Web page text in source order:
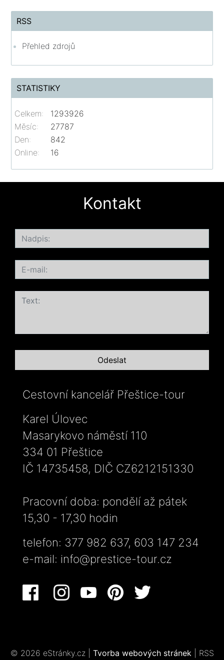
RSS
Přehled zdrojů
STATISTIKY
Online: 16
Celkem:
1293926
Měsíc:
27787
Den:
842
Kontakt
Cestovní kancelář Přeštice-tour
Karel Úlovec
Masarykovo náměstí 110
334 01 Přeštice
IČ 14735458, DIČ CZ6212151330
Pracovní doba: pondělí až pátek
15,30 - 17,30 hodin
telefon: 377 982 637, 603 147 234
e-mail: info@prestice-tour.cz
© 2026 eStránky.cz Tvorba webových stránek RSS